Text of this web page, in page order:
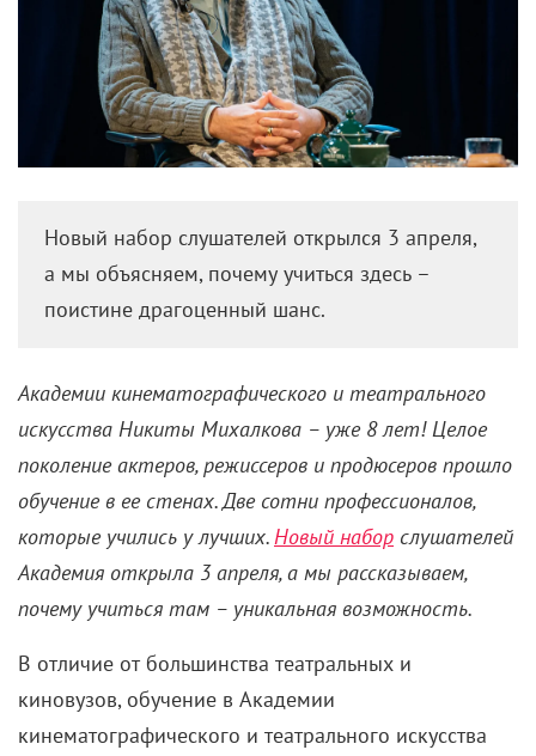
Новый набор слушателей открылся 3 апреля,
а мы объясняем, почему учиться здесь –
поистине драгоценный шанс.
Академии кинематографического и театрального
искусства Никиты Михалкова – уже 8 лет! Целое
поколение актеров, режиссеров и продюсеров прошло
обучение в ее стенах. Две сотни профессионалов,
которые учились у лучших. Новый набор слушателей
Академия открыла 3 апреля, а мы рассказываем,
почему учиться там – уникальная возможность.
В отличие от большинства театральных и
киновузов, обучение в Академии
кинематографического и театрального искусства